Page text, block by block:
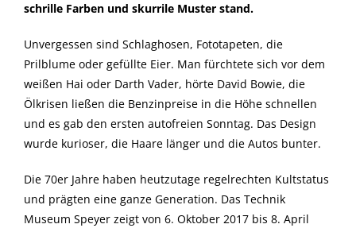
schrille Farben und skurrile Muster stand.
Unvergessen sind Schlaghosen, Fototapeten, die
Prilblume oder gefüllte Eier. Man fürchtete sich vor dem
weißen Hai oder Darth Vader, hörte David Bowie, die
Ölkrisen ließen die Benzinpreise in die Höhe schnellen
und es gab den ersten autofreien Sonntag. Das Design
wurde kurioser, die Haare länger und die Autos bunter.
Die 70er Jahre haben heutzutage regelrechten Kultstatus
und prägten eine ganze Generation. Das Technik
Museum Speyer zeigt von 6. Oktober 2017 bis 8. April